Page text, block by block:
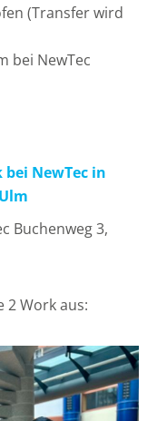
(Transfer wird
bei NewTec
bei NewTec in
Buchenweg 3,
2 Work aus: